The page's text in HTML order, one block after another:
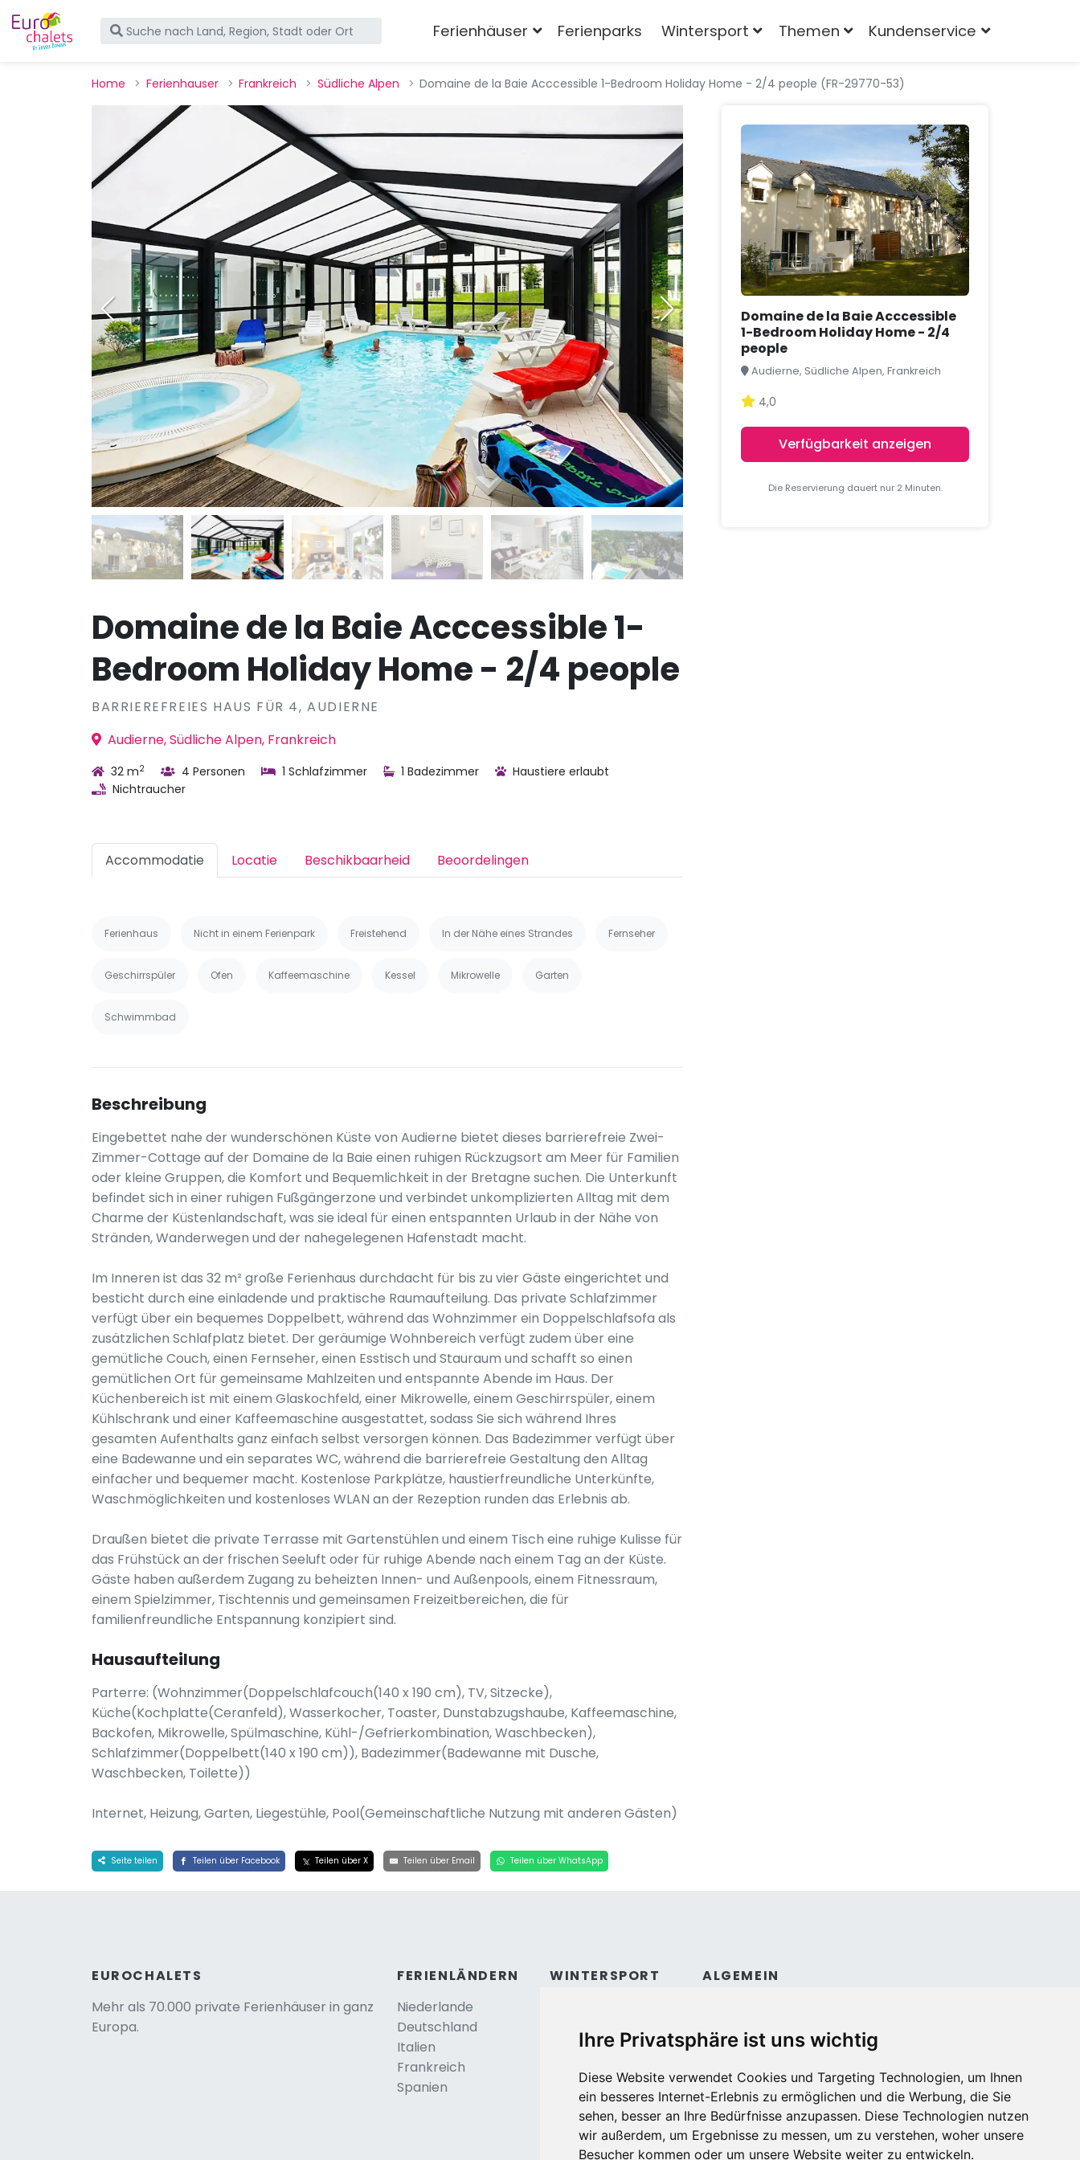
Ihre Privatsphäre ist uns wichtig
Diese Website verwendet Cookies und Targeting Technologien, um Ihnen
ein besseres Internet-Erlebnis zu ermöglichen und die Werbung, die Sie
sehen, besser an Ihre Bedürfnisse anzupassen. Diese Technologien nutzen
wir außerdem, um Ergebnisse zu messen, um zu verstehen, woher unsere
Besucher kommen oder um unsere Website weiter zu entwickeln.
Ferienhäuser Ferienparks Wintersport Themen Kundenservice
Home Ferienhauser Frankreich Südliche Alpen Domaine de la Baie Acccessible 1-Bedroom Holiday Home - 2/4 people (FR-29770-53)
Domaine de la Baie Acccessible 1-
Bedroom Holiday Home - 2/4 people
BARRIEREFREIES HAUS FÜR 4, AUDIERNE
Audierne, Südliche Alpen, Frankreich
32 m2 4 Personen 1 Schlafzimmer 1 Badezimmer
Haustiere erlaubt
Nichtraucher
Accommodatie Locatie Beschikbaarheid Beoordelingen
Ferienhaus Nicht in einem Ferienpark Freistehend In der Nähe eines Strandes Fernseher
Geschirrspüler Ofen Kaffeemaschine Kessel Mikrowelle Garten
Schwimmbad
Beschreibung
Eingebettet nahe der wunderschönen Küste von Audierne bietet dieses barrierefreie Zwei-
Zimmer-Cottage auf der Domaine de la Baie einen ruhigen Rückzugsort am Meer für Familien
oder kleine Gruppen, die Komfort und Bequemlichkeit in der Bretagne suchen. Die Unterkunft
befindet sich in einer ruhigen Fußgängerzone und verbindet unkomplizierten Alltag mit dem
Charme der Küstenlandschaft, was sie ideal für einen entspannten Urlaub in der Nähe von
Stränden, Wanderwegen und der nahegelegenen Hafenstadt macht.
Im Inneren ist das 32 m² große Ferienhaus durchdacht für bis zu vier Gäste eingerichtet und
besticht durch eine einladende und praktische Raumaufteilung. Das private Schlafzimmer
verfügt über ein bequemes Doppelbett, während das Wohnzimmer ein Doppelschlafsofa als
zusätzlichen Schlafplatz bietet. Der geräumige Wohnbereich verfügt zudem über eine
gemütliche Couch, einen Fernseher, einen Esstisch und Stauraum und schafft so einen
gemütlichen Ort für gemeinsame Mahlzeiten und entspannte Abende im Haus. Der
Küchenbereich ist mit einem Glaskochfeld, einer Mikrowelle, einem Geschirrspüler, einem
Kühlschrank und einer Kaffeemaschine ausgestattet, sodass Sie sich während Ihres
gesamten Aufenthalts ganz einfach selbst versorgen können. Das Badezimmer verfügt über
eine Badewanne und ein separates WC, während die barrierefreie Gestaltung den Alltag
einfacher und bequemer macht. Kostenlose Parkplätze, haustierfreundliche Unterkünfte,
Waschmöglichkeiten und kostenloses WLAN an der Rezeption runden das Erlebnis ab.
Draußen bietet die private Terrasse mit Gartenstühlen und einem Tisch eine ruhige Kulisse für
das Frühstück an der frischen Seeluft oder für ruhige Abende nach einem Tag an der Küste.
Gäste haben außerdem Zugang zu beheizten Innen- und Außenpools, einem Fitnessraum,
einem Spielzimmer, Tischtennis und gemeinsamen Freizeitbereichen, die für
familienfreundliche Entspannung konzipiert sind.
Hausaufteilung
Parterre: (Wohnzimmer(Doppelschlafcouch(140 x 190 cm), TV, Sitzecke),
Küche(Kochplatte(Ceranfeld), Wasserkocher, Toaster, Dunstabzugshaube, Kaffeemaschine,
Backofen, Mikrowelle, Spülmaschine, Kühl-/Gefrierkombination, Waschbecken),
Schlafzimmer(Doppelbett(140 x 190 cm)), Badezimmer(Badewanne mit Dusche,
Waschbecken, Toilette))
Internet, Heizung, Garten, Liegestühle, Pool(Gemeinschaftliche Nutzung mit anderen Gästen)
Seite teilen Teilen über Facebook Teilen über X Teilen über Email Teilen über WhatsApp
Domaine de la Baie Acccessible
1-Bedroom Holiday Home - 2/4
people
Audierne, Südliche Alpen, Frankreich
4,0
Verfügbarkeit anzeigen
Die Reservierung dauert nur 2 Minuten.
EUROCHALETS
Mehr als 70.000 private Ferienhäuser in ganz
Europa.
FERIENLÄNDERN
Niederlande
Deutschland
Italien
Frankreich
Spanien
WINTERSPORT
Schweiz
Deutschland
ALGEMEIN
Bedingungen und konditionen